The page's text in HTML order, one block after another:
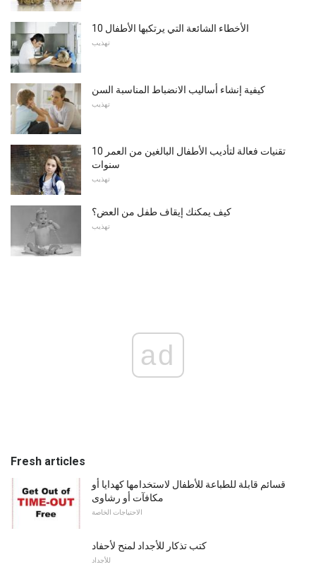
10 الأخطاء الشائعة التي يرتكبها الأطفال
تهذيب
كيفية إنشاء أساليب الانضباط المناسبة السن
تهذيب
تقنيات فعالة لتأديب الأطفال البالغين من العمر 10
سنوات
تهذيب
كيف يمكنك إيقاف طفل من العض؟
تهذيب
ad
Fresh articles
قسائم قابلة للطباعة للأطفال لاستخدامها كهدايا أو
مكافآت أو رشاوى
الاحتياجات الخاصة
كتب تذكار للأجداد لمنح لأحفاد
للأجداد